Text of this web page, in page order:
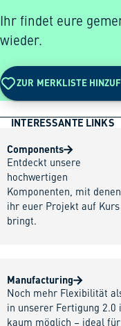
Ihr findet eure
wieder.
ZUR MERKLISTE
INTERESSANTE LINKS
Components
Entdeckt unsere
hochwertigen
Komponenten, mit denen
ihr euer Projekt auf Kurs
bringt.
Manufacturing
Noch mehr Flexibilität
in unserer Fertigung 2.0
kaum möglich – ideal für